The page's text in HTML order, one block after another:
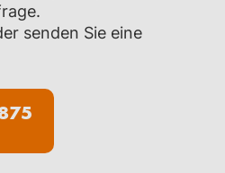
senden Sie eine